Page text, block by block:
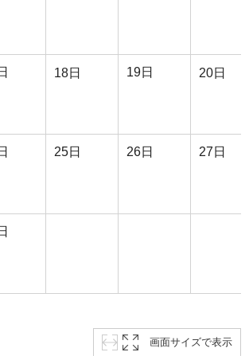
18日 19日 20日
25日 26日 27日
画面サイズで表示